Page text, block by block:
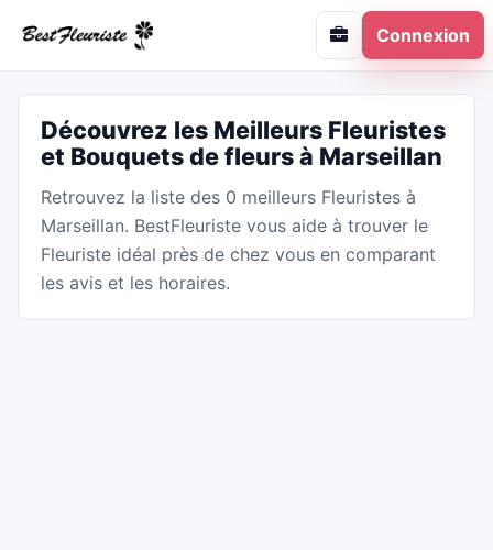
Connexion
Découvrez les Meilleurs Fleuristes
et Bouquets de fleurs à Marseillan
Retrouvez la liste des 0 meilleurs Fleuristes à
Marseillan. BestFleuriste vous aide à trouver le
Fleuriste idéal près de chez vous en comparant
les avis et les horaires.